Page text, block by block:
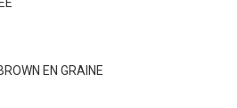
EN GRAINE